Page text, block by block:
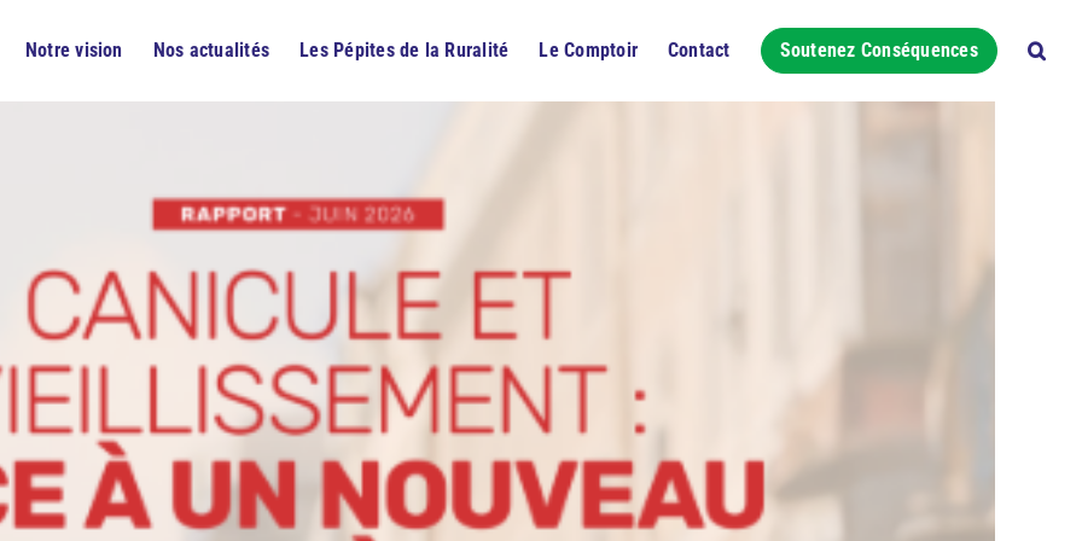
Notre vision Nos actualités Les Pépites de la Ruralité Le Comptoir Contact Soutenez Conséquences